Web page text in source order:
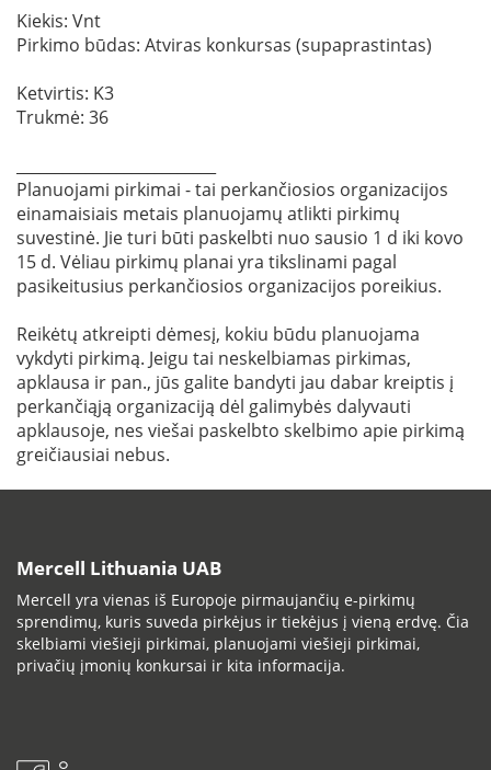
Kiekis: Vnt
Pirkimo būdas: Atviras konkursas (supaprastintas)
Ketvirtis: K3
Trukmė: 36
Planuojami pirkimai - tai perkančiosios organizacijos
einamaisiais metais planuojamų atlikti pirkimų
suvestinė. Jie turi būti paskelbti nuo sausio 1 d iki kovo
15 d. Vėliau pirkimų planai yra tikslinami pagal
pasikeitusius perkančiosios organizacijos poreikius.
Reikėtų atkreipti dėmesį, kokiu būdu planuojama
vykdyti pirkimą. Jeigu tai neskelbiamas pirkimas,
apklausa ir pan., jūs galite bandyti jau dabar kreiptis į
perkančiąją organizaciją dėl galimybės dalyvauti
apklausoje, nes viešai paskelbto skelbimo apie pirkimą
greičiausiai nebus.
Mercell Lithuania UAB
Mercell yra vienas iš Europoje pirmaujančių e-pirkimų
sprendimų, kuris suveda pirkėjus ir tiekėjus į vieną erdvę. Čia
skelbiami viešieji pirkimai, planuojami viešieji pirkimai,
privačių įmonių konkursai ir kita informacija.